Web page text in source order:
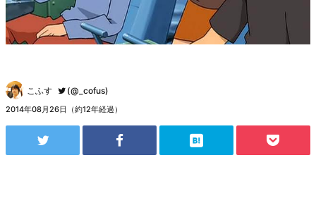
こふす (@_cofus)
2014年08月26日（約12年経過）